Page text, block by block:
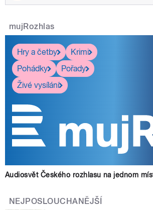
mujRozhlas
Hry a četby
Krimi
Pohádky
Pořady
Živé vysílání
Audiosvět Českého rozhlasu na jednom
NEJPOSLOUCHANĚJŠÍ